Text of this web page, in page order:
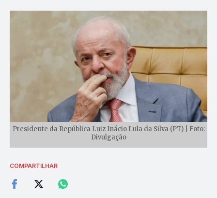
Presidente da República Luiz Inácio Lula da Silva (PT) | Foto:
Divulgação
COMPARTILHAR